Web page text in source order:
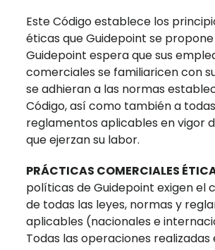
Este Código establece los
éticas que Guidepoint se
Guidepoint espera que sus
comerciales se familiaricen con
se adhieran a las normas
Código, así como también a
reglamentos aplicables en vigor
que ejerzan su labor.
PRÁCTICAS COMERCIALES
políticas de Guidepoint exigen el
de todas las leyes, normas y
aplicables (nacionales e
Todas las operaciones